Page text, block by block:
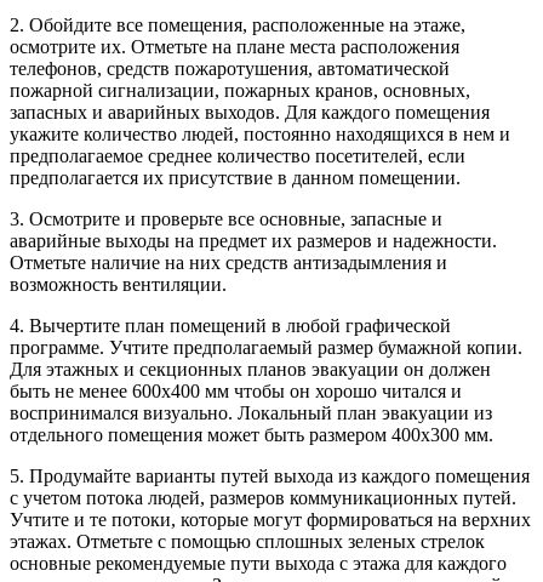
2. Обойдите все помещения, расположенные на этаже,
осмотрите их. Отметьте на плане места расположения
телефонов, средств пожаротушения, автоматической
пожарной сигнализации, пожарных кранов, основных,
запасных и аварийных выходов. Для каждого помещения
укажите количество людей, постоянно находящихся в нем и
предполагаемое среднее количество посетителей, если
предполагается их присутствие в данном помещении.
3. Осмотрите и проверьте все основные, запасные и
аварийные выходы на предмет их размеров и надежности.
Отметьте наличие на них средств антизадымления и
возможность вентиляции.
4. Вычертите план помещений в любой графической
программе. Учтите предполагаемый размер бумажной копии.
Для этажных и секционных планов эвакуации он должен
быть не менее 600х400 мм чтобы он хорошо читался и
воспринимался визуально. Локальный план эвакуации из
отдельного помещения может быть размером 400х300 мм.
5. Продумайте варианты путей выхода из каждого помещения
с учетом потока людей, размеров коммуникационных путей.
Учтите и те потоки, которые могут формироваться на верхних
этажах. Отметьте с помощью сплошных зеленых стрелок
основные рекомендуемые пути выхода с этажа для каждого